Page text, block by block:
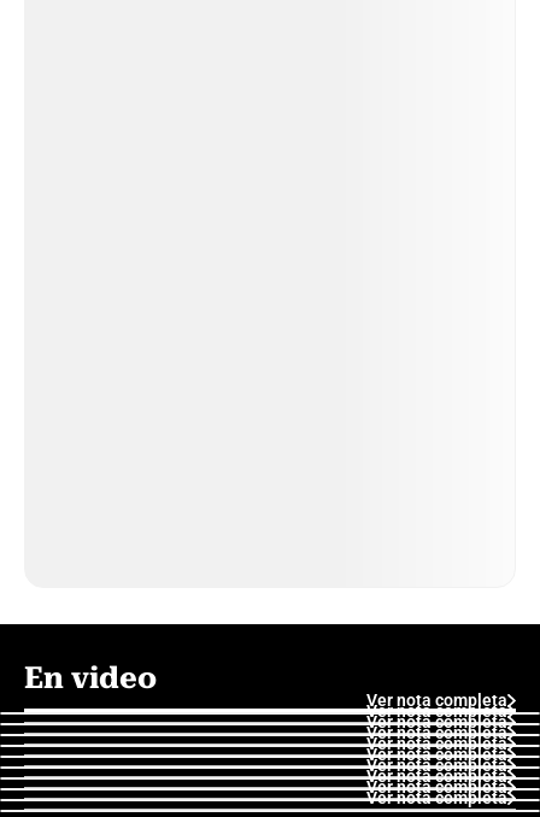
En video
Ver nota completa
Ver nota completa
Ver nota completa
Ver nota completa
Ver nota completa
Ver nota completa
Ver nota completa
Ver nota completa
Ver nota completa
Ver nota completa